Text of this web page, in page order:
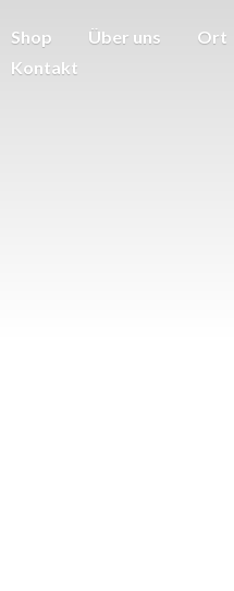
Shop Über uns
Ort
Kontakt